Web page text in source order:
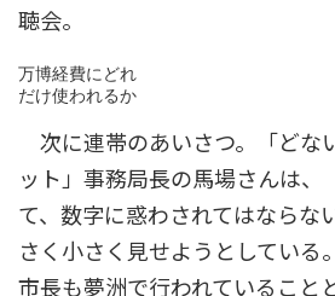
聴会。
万博経費にどれ
だけ使われるか
次に連帯のあいさつ。「どな
ット」事務局長の馬場さんは、
て、数字に惑わされてはならな
さく小さく見せようとしている
市長も夢洲で行われていること